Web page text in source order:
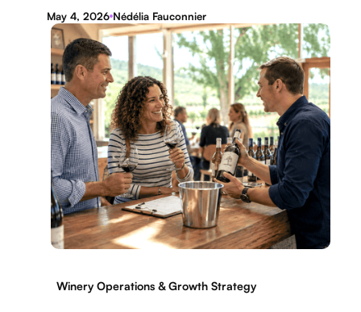
May 4, 2026 Nédélia Fauconnier
Winery Operations & Growth Strategy